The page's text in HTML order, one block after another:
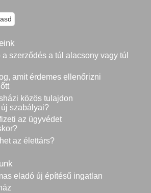
szerződés a túl alacsony vagy túl
amit érdemes ellenőrizni
közös tulajdon
szabályai?
az ügyvédet
az élettárs?
eladó új építésű ingatlan